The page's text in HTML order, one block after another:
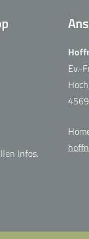
Infos.
Ev.-